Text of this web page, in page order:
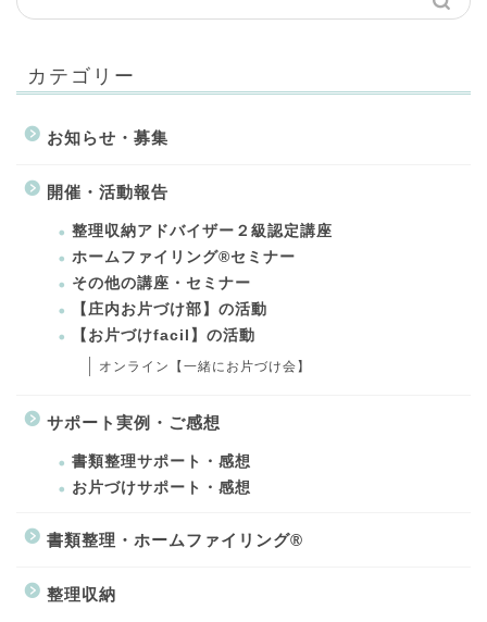
カテゴリー
お知らせ・募集
開催・活動報告
整理収納アドバイザー２級認定講座
ホームファイリング®セミナー
その他の講座・セミナー
【庄内お片づけ部】の活動
【お片づけfacil】の活動
オンライン【一緒にお片づけ会】
サポート実例・ご感想
書類整理サポート・感想
お片づけサポート・感想
書類整理・ホームファイリング®
整理収納